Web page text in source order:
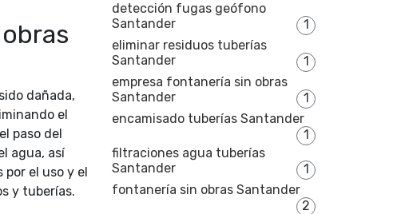
dañada,
el
paso del
agua, así
por el uso y el
y tuberías.
detección fugas geófono
Santander
1
eliminar residuos tuberías
Santander
1
empresa fontanería sin obras
Santander
1
encamisado tuberías Santander
1
filtraciones agua tuberías
Santander
1
fontanería sin obras Santander
2